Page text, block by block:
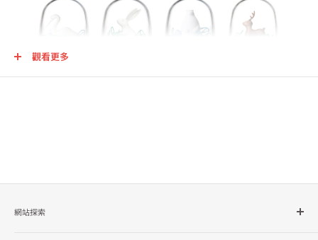
觀看更多
網站探索